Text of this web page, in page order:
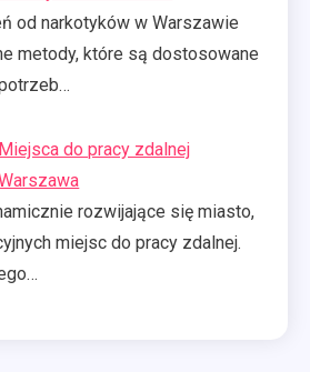
od narkotyków w Warszawie
metody, które są dostosowane
Miejsca do pracy zdalnej
rozwijające się miasto,
miejsc do pracy zdalnej.